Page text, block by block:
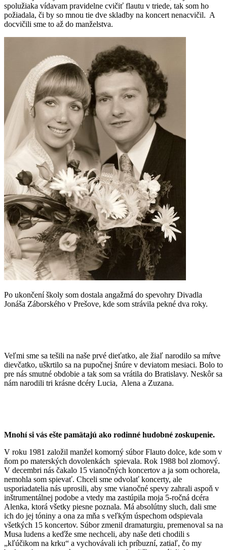
spolužiaka vídavam pravidelne cvičiť flautu v triede, tak som ho
požiadala, či by so mnou tie dve skladby na koncert nenacvičil. A
docvičili sme to až do manželstva.
Po ukončení školy som dostala angažmá do spevohry Divadla
Jonáša Záborského v Prešove, kde som strávila pekné dva roky.
Veľmi sme sa tešili na naše prvé dieťatko, ale žiaľ narodilo sa mŕtve
dievčatko, uškrtilo sa na pupočnej šnúre v deviatom mesiaci. Bolo to
pre nás smutné obdobie a tak som sa vrátila do Bratislavy. Neskôr sa
nám narodili tri krásne dcéry Lucia, Alena a Zuzana.
Mnohí si vás ešte pamätajú ako rodinné hudobné zoskupenie.
V roku 1981 založil manžel komorný súbor Flauto dolce, kde som v
ňom po materských dovolenkách spievala. Rok 1988 bol zlomový.
V decembri nás čakalo 15 vianočných koncertov a ja som ochorela,
nemohla som spievať. Chceli sme odvolať koncerty, ale
usporiadatelia nás uprosili, aby sme vianočné spevy zahrali aspoň v
inštrumentálnej podobe a vtedy ma zastúpila moja 5-ročná dcéra
Alenka, ktorá všetky piesne poznala. Má absolútny sluch, dali sme
ich do jej tóniny a ona za mňa s veľkým úspechom odspievala
všetkých 15 koncertov. Súbor zmenil dramaturgiu, premenoval sa na
Musa ludens a keďže sme nechceli, aby naše deti chodili s
„kľúčikom na krku“ a vychovávali ich príbuzní, zatiaľ, čo my